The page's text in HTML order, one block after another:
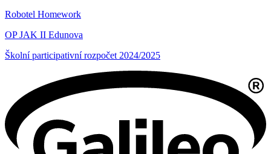
Robotel Homework
OP JAK II Edunova
Školní participativní rozpočet 2024/2025